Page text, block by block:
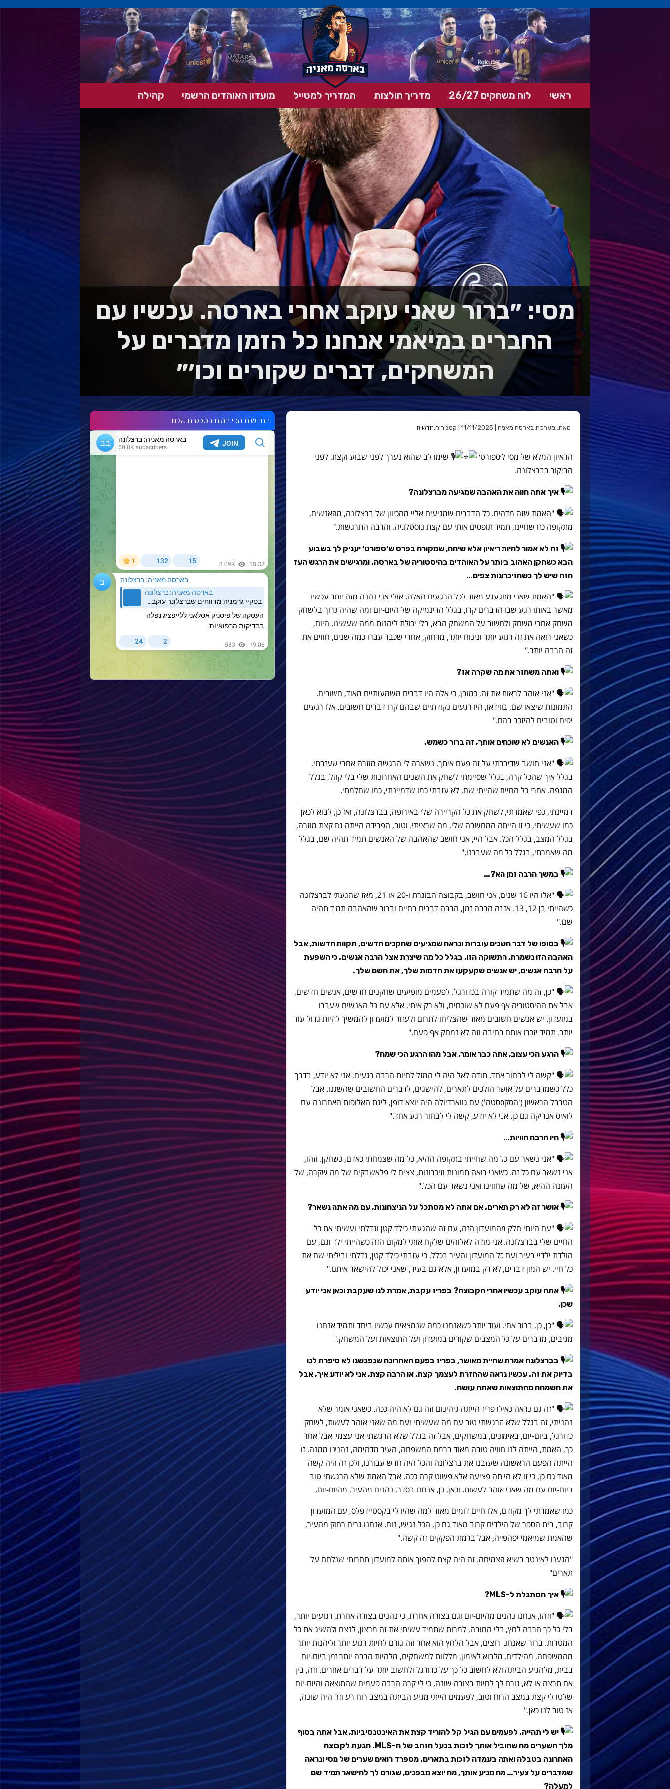
ראשי לוח משחקים 26/27 מדריך חולצות המדריך למטייל מועדון האוהדים הרשמי קהילה
מסי: ״ברור שאני עוקב אחרי בארסה. עכשיו עם
החברים במיאמי אנחנו כל הזמן מדברים על
המשחקים, דברים שקורים וכו׳״
מאת: מערכת בארסה מאניה | 11/11/2025 | קטגוריה: חדשות
הראיון המלא של מסי ל׳ספורט׳
שימו לב שהוא נערך לפני שבוע וקצת, לפני
הביקור בברצלונה.
איך אתה חווה את האהבה שמגיעה מברצלונה?
"האמת שזה מדהים. כל הדברים שמגיעים אליי מהכיוון של ברצלונה, מהאנשים,
מתקופה כזו שחיינו, תמיד תופסים אותי עם קצת נוסטלגיה. והרבה התרגשות."
זה לא אמור להיות ריאיון אלא שיחה, שמקורה בפרס ש׳ספורט׳ יעניק לך בשבוע
הבא כשחקן האהוב ביותר על האוהדים בהיסטוריה של בארסה. ומרגישים את הרגש העז
הזה שיש לך כשהזיכרונות צפים…
"האמת שאני מתגעגע מאוד לכל הרגעים האלה. אולי אני נהנה מזה יותר עכשיו
מאשר באותו רגע שבו הדברים קרו, בגלל הדינמיקה של היום-יום ומה שהיה כרוך בלשחק
משחק אחרי משחק ולחשוב על המשחק הבא, בלי יכולת ליהנות ממה שעשינו. היום,
כשאני רואה את זה רגוע יותר ונינוח יותר, מרחוק, אחרי שכבר עברו כמה שנים, חווים את
זה הרבה יותר."
ואתה משחזר את מה שקרה אז?
"אני אוהב לראות את זה, כמובן, כי אלה היו דברים משמעותיים מאוד, חשובים.
התמונות שיצאו שם, בווידאו, היו רגעים נקודתיים שבהם קרו דברים חשובים. אלו רגעים
יפים וטובים להיזכר בהם."
האנשים לא שוכחים אותך, זה ברור כשמש.
"אני חושב שדיברתי על זה פעם איתך. נשארה לי הרגשה מוזרה אחרי שעזבתי,
בגלל איך שהכל קרה, בגלל שסיימתי לשחק את השנים האחרונות שלי בלי קהל, בגלל
המגפה. אחרי כל החיים שהייתי שם, לא עזבתי כמו שדמיינתי, כמו שחלמתי.
דמיינתי, כפי שאמרתי, לשחק את כל הקריירה שלי באירופה, בברצלונה, ואז כן, לבוא לכאן
כמו שעשיתי, כי זו הייתה המחשבה שלי, מה שרציתי. וטוב, הפרידה הייתה גם קצת מוזרה,
בגלל המצב, בגלל הכל. אבל היי, אני חושב שהאהבה של האנשים תמיד תהיה שם, בגלל
מה שאמרתי, בגלל כל מה שעברנו."
במשך הרבה זמן הא?…
"אלו היו 16 שנים, אני חושב, בקבוצה הבוגרת ו-20 או 21, מאז שהגעתי לברצלונה
כשהייתי בן 12, 13. אז זה הרבה זמן, הרבה דברים בחיים וברור שהאהבה תמיד תהיה
שם."
בסופו של דבר השנים עוברות ונראה שמגיעים שחקנים חדשים, תקוות חדשות, אבל
האהבה הזו נשמרת, התשוקה הזו, בגלל כל מה שיצרת אצל הרבה אנשים. כי השפעת
על הרבה אנשים, יש אנשים שקעקעו את הדמות שלך, את השם שלך.
"כן, זה מה שתמיד קורה בכדורגל. לפעמים מופיעים שחקנים חדשים, אנשים חדשים,
אבל את ההיסטוריה אף פעם לא שוכחים, ולא רק איתי, אלא עם כל האנשים שעברו
במועדון. יש אנשים חשובים מאוד שהצליחו לתרום ולעזור למועדון להמשיך להיות גדול עוד
יותר. תמיד יזכרו אותם בחיבה וזה לא נמחק אף פעם."
הרגע הכי עצוב, אתה כבר אומר, אבל מהו הרגע הכי שמח?
"קשה לי לבחור אחד. תודה לאל היה לי המזל לחיות הרבה רגעים. אני לא יודע, בדרך
כלל כשמדברים על אושר הולכים לתארים, להישגים, לדברים החשובים שהשגנו. אבל
הטרבל הראשון ('הסקססטה') עם גווארדיולה היה יוצא דופן, ליגת האלופות האחרונה עם
לואיס אנריקה גם כן. אני לא יודע, קשה לי לבחור רגע אחד."
היו הרבה חוויות…
"אני נשאר עם כל מה שחייתי בתקופה ההיא, כל מה שצמחתי כאדם, כשחקן. וזהו,
אני נשאר עם כל זה. כשאני רואה תמונות וזיכרונות, צצים לי פלאשבקים של מה שקרה, של
העונה ההיא, של מה שחווינו ואני נשאר עם הכל."
אושר זה לא רק תארים. אם אתה לא מסתכל על הניצחונות, עם מה אתה נשאר?
"עם היותי חלק מהמועדון הזה, עם זה שהגעתי כילד קטן וגדלתי ועשיתי את כל
החיים שלי בברצלונה. אני מודה לאלוהים שלקח אותי למקום הזה כשהייתי ילד וגם, עם
הולדת ילדיי בעיר ועם כל המועדון והעיר בכלל. כי עזבתי כילד קטן, גדלתי וביליתי שם את
כל חיי. יש המון דברים, לא רק במועדון, אלא גם בעיר, שאני יכול להישאר איתם."
אתה עוקב עכשיו אחרי הקבוצה? בפריז עקבת, אמרת לנו שעקבת וכאן אני יודע
שכן.
"כן, כן, ברור אחי, ועוד יותר כשאנחנו כמה שנמצאים עכשיו ביחד ותמיד אנחנו
מגיבים, מדברים על כל המצבים שקורים במועדון ועל התוצאות ועל המשחק."
בברצלונה אמרת שהיית מאושר, בפריז בפעם האחרונה שנפגשנו לא סיפרת לנו
בדיוק את זה. עכשיו נראה שהחזרת לעצמך קצת, או הרבה קצת, אני לא יודע איך, אבל
את השמחה מהתוצאות שאתה עושה.
"זה גם נראה כאילו פריז הייתה גיהינום וזה גם לא היה ככה. כשאני אומר שלא
נהניתי, זה בגלל שלא הרגשתי טוב עם מה שעשיתי ועם מה שאני אוהב לעשות, לשחק
כדורגל, ביום-יום, באימונים, במשחקים, אבל זה בגלל שלא הרגשתי אני עצמי. אבל אחר
כך, האמת, הייתה לנו חוויה טובה מאוד ברמת המשפחה, העיר מדהימה, נהנינו ממנה. זו
הייתה הפעם הראשונה שעזבנו את ברצלונה והכל היה חדש עבורנו, ולכן זה היה קשה
מאוד גם כן, כי זו לא הייתה פציעה אלא פשוט קרה ככה. אבל האמת שלא הרגשתי טוב
ביום-יום עם מה שאני אוהב לעשות. וכאן, כן, אנחנו בסדר, נהנים מהעיר, מהיום-יום.
כמו שאמרתי לך מקודם, אלו חיים דומים מאוד למה שהיו לי בקסטיידפלס, עם המועדון
קרוב, בית הספר של הילדים קרוב מאוד גם כן, הכל נגיש, נוח. אנחנו גרים רחוק מהעיר,
שהאמת שמיאמי יפהפייה, אבל ברמת הפקקים זה קשה."
"הגענו לאינטר בשיא הצמיחה. זה היה קצת להפוך אותה למועדון תחרותי שנלחם על
תארים"
איך הסתגלת ל-MLS?
"וזהו, אנחנו נהנים מהיום-יום וגם בצורה אחרת, כי נהנים בצורה אחרת, רגועים יותר,
בלי כל כך הרבה לחץ, בלי החובה, למרות שתמיד עשיתי את זה מרצון, לנצח ולהשיג את כל
המטרות. ברור שאנחנו רוצים, אבל הלחץ הוא אחר וזה גורם לחיות רגוע יותר וליהנות יותר
מהמשפחה, מהילדים, מלבוא לאימון, מללוות למשחקים, מלהיות הרבה יותר זמן ביום-יום
בבית, מלהגיע הביתה ולא לחשוב כל כך על כדורגל ולחשוב יותר על דברים אחרים. וזה, בין
אם תרצה או לא, גורם לך לחיות בצורה שונה, כי לי קרה הרבה פעמים שהתוצאה והיום-יום
שלטו לי קצת במצב הרוח וטוב, לפעמים הייתי מגיע הביתה במצב רוח רע וזה היה שונה,
אז טוב לנו כאן."
יש לי תהייה. לפעמים עם הגיל קל להוריד קצת את האינטנסיביות, אבל אתה בסוף
מלך השערים מה שהוביל אותך לזכות בנעל הזהב של ה-MLS. הגעת לקבוצה
האחרונה בטבלה ואתה בעמדה לזכות בתארים. מספרד רואים שערים של מסי ונראה
שמדברים על צעיר… מה מניע אותך, מה יוצא מבפנים, שגורם לך להישאר תמיד שם
למעלה?
החדשות הכי חמות בטלגרם שלנו